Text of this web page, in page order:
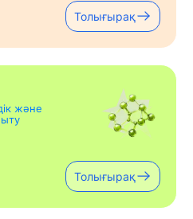
Толығырақ
және
Толығырақ